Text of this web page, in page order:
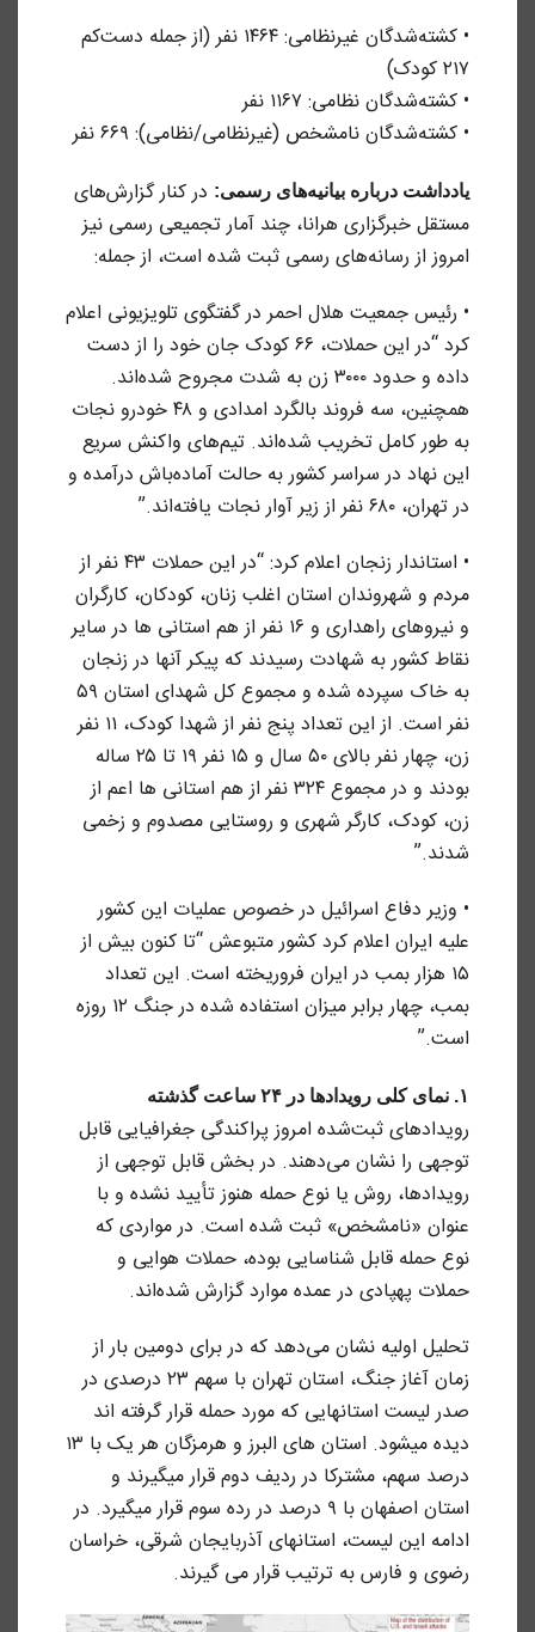
• کشته‌شدگان غیرنظامی: ۱۴۶۴ نفر (از جمله دست‌کم
۲۱۷ کودک)
• کشته‌شدگان نظامی: ۱۱۶۷ نفر
• کشته‌شدگان نامشخص (غیرنظامی/نظامی): ۶۶۹ نفر
یادداشت درباره بیانیه‌های رسمی: در کنار گزارش‌های
مستقل خبرگزاری هرانا، چند آمار تجمیعی رسمی نیز
امروز از رسانه‌های رسمی ثبت شده است، از جمله:
• رئیس جمعیت هلال احمر در گفتگوی تلویزیونی اعلام
کرد “در این حملات، ۶۶ کودک جان خود را از دست
داده و حدود ۳۰۰۰ زن به شدت مجروح شده‌اند.
همچنین، سه فروند بالگرد امدادی و ۴۸ خودرو نجات
به طور کامل تخریب شده‌اند. تیم‌های واکنش سریع
این نهاد در سراسر کشور به حالت آماده‌باش درآمده و
در تهران، ۶۸۰ نفر از زیر آوار نجات یافته‌اند.”
• استاندار زنجان اعلام کرد: “در این حملات ۴۳ نفر از
مردم و شهروندان استان اغلب زنان، کودکان، کارگران
و نیروهای راهداری و ۱۶ نفر از هم استانی ها در سایر
نقاط کشور به شهادت رسیدند که پیکر آنها در زنجان
به خاک سپرده شده و مجموع کل شهدای استان ۵۹
نفر است. از این تعداد پنج نفر از شهدا کودک، ۱۱ نفر
زن، چهار نفر بالای ۵۰ سال‌ و ۱۵ نفر ۱۹ تا ۲۵ ساله
بودند و در مجموع ۳۲۴ نفر از هم استانی ها اعم از
زن، کودک، کارگر شهری و روستایی مصدوم و زخمی
شدند.”
• وزیر دفاع اسرائیل در خصوص عملیات این کشور
علیه ایران اعلام کرد کشور متبوعش “تا کنون بیش از
۱۵ هزار بمب در ایران فروریخته است. این تعداد
بمب، چهار برابر میزان استفاده شده در جنگ ۱۲ روزه
است.”
۱. نمای کلی رویدادها در ۲۴ ساعت گذشته
رویدادهای ثبت‌شده امروز پراکندگی جغرافیایی قابل
توجهی را نشان می‌دهند. در بخش قابل توجهی از
رویدادها، روش یا نوع حمله هنوز تأیید نشده و با
عنوان «نامشخص» ثبت شده است. در مواردی که
نوع حمله قابل شناسایی بوده، حملات هوایی و
حملات پهپادی در عمده موارد گزارش شده‌اند.
تحلیل اولیه نشان می‌دهد که در برای دومین بار از
زمان آغاز جنگ، استان تهران با سهم ۲۳ درصدی در
صدر لیست استانهایی که مورد حمله قرار گرفته اند
دیده میشود. استان های البرز و هرمزگان هر یک با ۱۳
درصد سهم، مشترکا در ردیف دوم قرار میگیرند و
استان اصفهان با ۹ درصد در رده سوم قرار میگیرد. در
ادامه این لیست، استانهای آذربایجان شرقی، خراسان
رضوی و فارس به ترتیب قرار می گیرند.